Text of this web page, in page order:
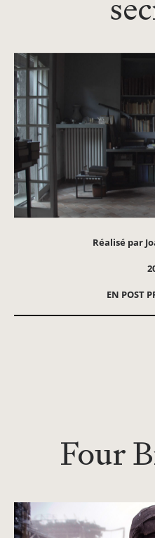
Réalisé par
EN POST
Four